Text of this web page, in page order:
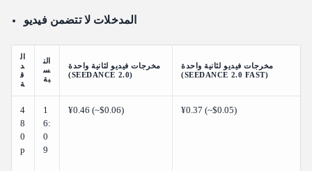
المدخلات لا تتضمن فيديو
ال
د
ق
ة
الن
س
بة
مخرجات فيديو لثانية واحدة
(SEEDANCE 2.0)
مخرجات فيديو لثانية واحدة
(SEEDANCE 2.0 FAST)
4
8
0
p
1
6:
0
9
¥0.46 (~$0.06) ¥0.37 (~$0.05)